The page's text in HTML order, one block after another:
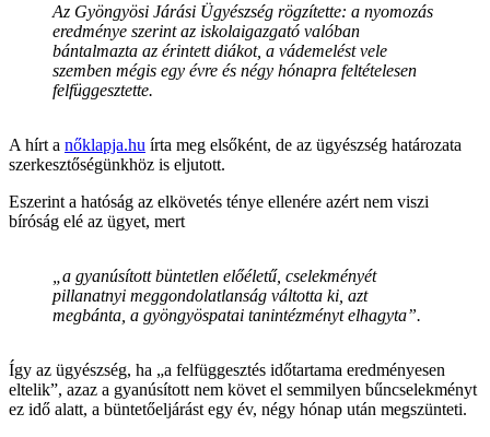
Az Gyöngyösi Járási Ügyészség rögzítette: a nyomozás
eredménye szerint az iskolaigazgató valóban
bántalmazta az érintett diákot, a vádemelést vele
szemben mégis egy évre és négy hónapra feltételesen
felfüggesztette.
A hírt a nőklapja.hu írta meg elsőként, de az ügyészség határozata
szerkesztőségünkhöz is eljutott.
Eszerint a hatóság az elkövetés ténye ellenére azért nem viszi
bíróság elé az ügyet, mert
„a gyanúsított büntetlen előéletű, cselekményét
pillanatnyi meggondolatlanság váltotta ki, azt
megbánta, a gyöngyöspatai tanintézményt elhagyta”.
Így az ügyészség, ha „a felfüggesztés időtartama eredményesen
eltelik”, azaz a gyanúsított nem követ el semmilyen bűncselekményt
ez idő alatt, a büntetőeljárást egy év, négy hónap után megszünteti.